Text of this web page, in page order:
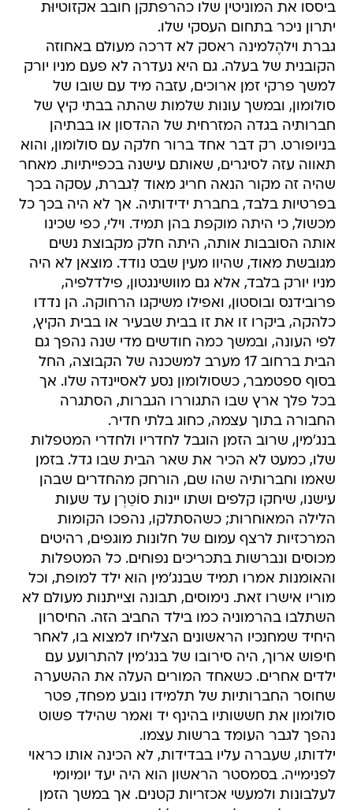
ביססו את המוניטין שלו כהרפתקן חובב אקזוטיוּת
יתרון ניכר בתחום העסקי שלו.
גברת וילהֶלמינה ראסק לא דרכה מעולם באחוזה
הקובנית של בעלה. גם היא נעדרה לא פעם מניו יורק
למשך פרקי זמן ארוכים, עזבה מיד עם שובו של
סולומון, ובמשך עונות שלמות שהתה בבתי קיץ של
חברותיה בגדה המזרחית של ההדסון או בבתיהן
בניופורט. רק דבר אחד ברור חלקה עם סולומון, והוא
תאווה עזה לסיגרים, שאותם עישנה בכפייתיות. מאחר
שהיה זה מקור הנאה חריג מאוד לִגברת, עסקה בכך
בפרטיות בלבד, בחברת ידידותיה. אך לא היה בכך כל
מכשול, כי היתה מוקפת בהן תמיד. וילי, כפי שכינו
אותה הסובבות אותה, היתה חלק מקבוצת נשים
מגובשת מאוד, שהיוו מעין שבט נודד. מוצאן לא היה
מניו יורק בלבד, אלא גם מוושינגטון, פילדלפיה,
פרובידנס ובוסטון, ואפילו משיקגו הרחוקה. הן נדדו
כלהקה, ביקרו זו את זו בבית שבעיר או בבית הקיץ,
לפי העונה, ובמשך כמה חודשים מדי שנה נהפך גם
הבית ברחוב 17 מערב למשכנה של הקבוצה, החל
בסוף ספטמבר, כשסולומון נסע לאסיינדה שלו. אך
בכל פלך ארץ שבו התגוררו הגברות, הסתגרה
החבורה בתוך עצמה, כחוג בלתי חדיר.
בנג'מין, שרוב הזמן הוגבל לחדריו ולחדרי המטפלות
שלו, כמעט לא הכיר את שאר הבית שבו גדל. בזמן
שאמו וחברותיה שהו שם, הורחק מהחדרים שבהן
עישנו, שיחקו קלפים ושתו יינות סוֹטֵרְן עד שעות
הלילה המאוחרות; כשהסתלקו, נהפכו הקומות
המרכזיות לרצף עמום של חלונות מוגפים, רהיטים
מכוסים ונברשות בתכריכים נפוחים. כל המטפלות
והאומנות אמרו תמיד שבנג'מין הוא ילד למופת, וכל
מוריו אישרו זאת. נימוסים, תבונה וצייתנות מעולם לא
השתלבו בהרמוניה כמו בילד החביב הזה. החיסרון
היחיד שמחנכיו הראשונים הצליחו למצוא בו, לאחר
חיפוש ארוך, היה סירובו של בנג'מין להתרועע עם
ילדים אחרים. כשאחד המורים העלה את ההשערה
שחוסר החברותיות של תלמידו נובע מפחד, פטר
סולומון את חששותיו בהינף יד ואמר שהילד פשוט
נהפך לגבר העומד ברשות עצמו.
ילדותו, שעברה עליו בבדידות, לא הכינה אותו כראוי
לפנימייה. בסמסטר הראשון הוא היה יעד יומיומי
לעלבונות ולמעשי אכזריות קטנים. אך במשך הזמן